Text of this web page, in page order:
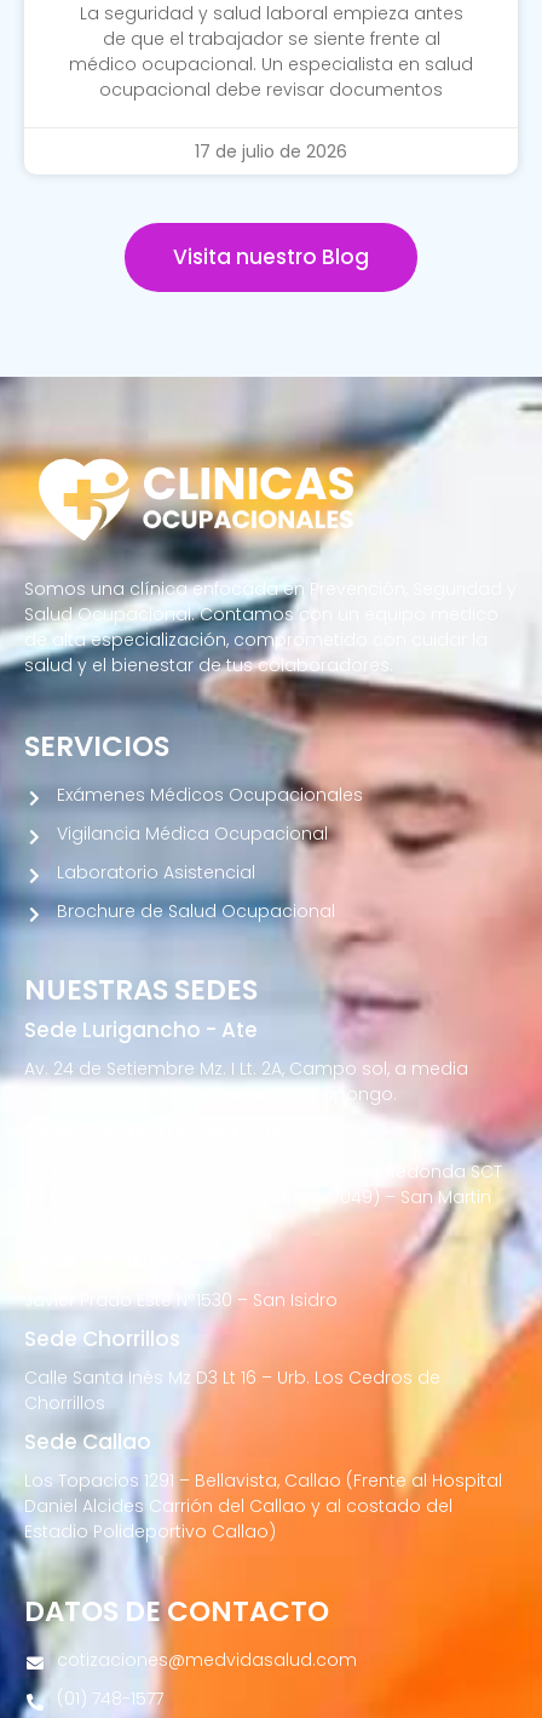
La seguridad y salud laboral empieza antes
de que el trabajador se siente frente al
médico ocupacional. Un especialista en salud
ocupacional debe revisar documentos
17 de julio de 2026
Visita nuestro Blog
Somos una clínica enfocada en Prevención, Seguridad y
Salud Ocupacional. Contamos con un equipo médico
de alta especialización, comprometido con cuidar la
salud y el bienestar de tus colaboradores.
NUESTRAS SEDES
Sede Lurigancho - Ate
Av. 24 de Setiembre Mz. I Lt. 2A, Campo sol, a media
cuadra del Paradero Cabana, Carapongo.
Av. Francisco Bolognesi Nro. 101 Urb. Mesa Redonda SCT
02 (Esquina con Av. Gerardo Unger 7049) – San Martin
Javier Prado Este N°1530 – San Isidro
Sede Chorrillos
Calle Santa Inés Mz D3 Lt 16 – Urb. Los Cedros de
Chorrillos
Sede Callao
Los Topacios 1291 – Bellavista, Callao (Frente al Hospital
Daniel Alcides Carrión del Callao y al costado del
Estadio Polideportivo Callao)
SERVICIOS
Exámenes Médicos Ocupacionales
Vigilancia Médica Ocupacional
Laboratorio Asistencial
Brochure de Salud Ocupacional
DATOS DE CONTACTO
cotizaciones@medvidasalud.com
(01) 748-1577